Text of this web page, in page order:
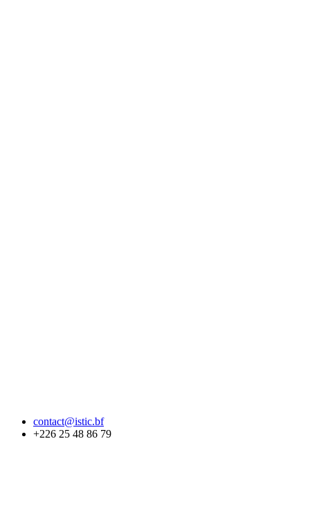
contact@istic.bf
+226 25 48 86 79